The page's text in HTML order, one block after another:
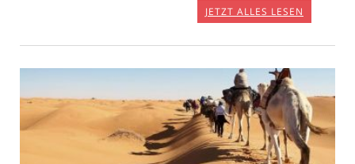
JETZT ALLES LESEN